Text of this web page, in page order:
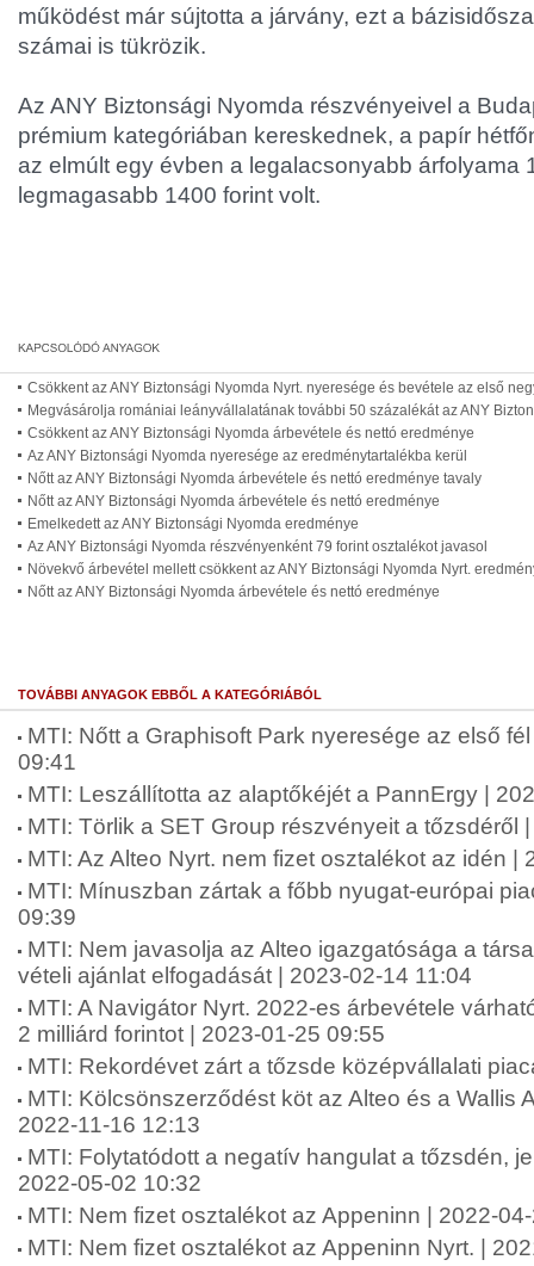
működést már sújtotta a járvány, ezt a
számai is tükrözik.
Az ANY Biztonsági Nyomda részvényeivel a
prémium kategóriában kereskednek, a papír
az elmúlt egy évben a legalacsonyabb árfolyama
legmagasabb 1400 forint volt.
Csökkent az ANY Biztonsági Nyomda Nyrt. nyeresége és bevétele az első
Megvásárolja romániai leányvállalatának további 50 százalékát az ANY
Csökkent az ANY Biztonsági Nyomda árbevétele és nettó eredménye
Az ANY Biztonsági Nyomda nyeresége az eredménytartalékba kerül
Nőtt az ANY Biztonsági Nyomda árbevétele és nettó eredménye tavaly
Nőtt az ANY Biztonsági Nyomda árbevétele és nettó eredménye
Emelkedett az ANY Biztonsági Nyomda eredménye
Az ANY Biztonsági Nyomda részvényenként 79 forint osztalékot javasol
Növekvő árbevétel mellett csökkent az ANY Biztonsági Nyomda Nyrt.
Nőtt az ANY Biztonsági Nyomda árbevétele és nettó eredménye
TOVÁBBI ANYAGOK EBBŐL A KATEGÓRIÁBÓL
MTI: Nőtt a Graphisoft Park nyeresége az első
09:41
MTI: Leszállította az alaptőkéjét a PannErgy |
MTI: Törlik a SET Group részvényeit a tőzsdéről
MTI: Az Alteo Nyrt. nem fizet osztalékot az idén |
MTI: Mínuszban zártak a főbb nyugat-európai
09:39
MTI: Nem javasolja az Alteo igazgatósága a
vételi ajánlat elfogadását | 2023-02-14 11:04
MTI: A Navigátor Nyrt. 2022-es árbevétele
2 milliárd forintot | 2023-01-25 09:55
MTI: Rekordévet zárt a tőzsde középvállalati
MTI: Kölcsönszerződést köt az Alteo és a Wallis
2022-11-16 12:13
MTI: Folytatódott a negatív hangulat a tőzsdén,
2022-05-02 10:32
MTI: Nem fizet osztalékot az Appeninn | 2022-
MTI: Nem fizet osztalékot az Appeninn Nyrt. |